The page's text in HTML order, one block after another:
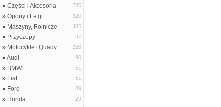
» Części i Akcesoria 785
» Opony i Felgi 320
» Maszyny, Rolnicze 386
» Przyczepy 37
» Motocykle i Quady 226
»Audi 90
» BMW 51
» Fiat 51
» Ford 89
» Honda 29